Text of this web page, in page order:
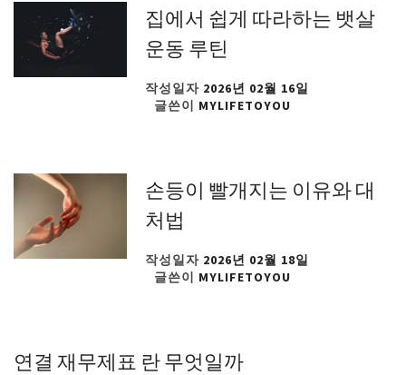
집에서 쉽게 따라하는 뱃살
운동 루틴
작성일자 2026년 02월 16일
글쓴이 MYLIFETOYOU
손등이 빨개지는 이유와 대
처법
작성일자 2026년 02월 18일
글쓴이 MYLIFETOYOU
연결 재무제표 란 무엇일까